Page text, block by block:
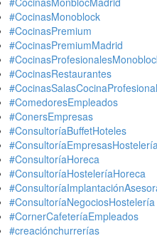
#CocinasMonoblock
#CocinasPremium
#CocinasPremiumMadrid
#CocinasRestaurantes
#ComedoresEmpleados
#ConersEmpresas
#ConsultoríaBuffetHoteles
#ConsultoríaHoreca
#ConsultoríaHosteleríaHoreca
#ConsultoríaNegociosHostelería
#CornerCafeteríaEmpleados
#creaciónchurrerías